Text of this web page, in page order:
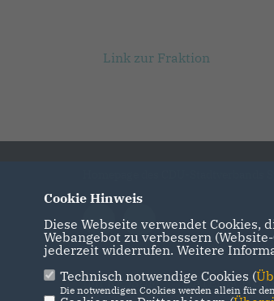
Link zur Fraktion
IMPRESSUM
Cookie Hinweis
Diese Webseite verwendet
Webangebot zu verbessern
jederzeit widerrufen. Weitere
Technisch notwendige Cookies (
Die notwendigen Cookies werden allein für